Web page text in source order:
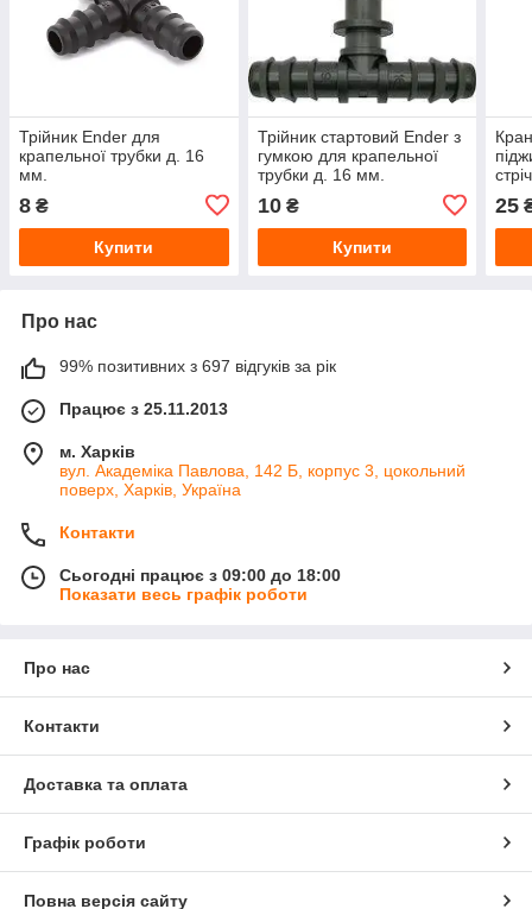
Трійник Ender для
крапельної трубки д. 16
мм.
8 ₴
Купити
Трійник стартовий Ender з
гумкою для крапельної
трубки д. 16 мм.
10₴
Купити
25
Про нас
99% позитивних з 697 відгуків за рік
Працює з 25.11.2013
м. Харків
вул. Академіка Павлова, 142 Б, корпус 3, цокольний
поверх, Харків, Україна
Контакти
Сьогодні працює з 09:00 до 18:00
Показати весь графік роботи
Про нас
Контакти
Доставка та оплата
Графік роботи
Повна версія сайту